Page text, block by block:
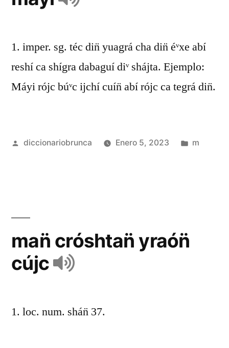
1. imper. sg. téc din̈ yuagrá cha din̈ éᵛxe abí
reshí ca shígra dabaguí diᵛ shájta. Ejemplo:
Máyi rójc búᵛc ijchí cuín̈ abí rójc ca tegrá din̈.
diccionariobrunca Enero 5, 2023 m
man̈ cróshtan̈ yraón̈
cújc
1. loc. num. shán̈ 37.